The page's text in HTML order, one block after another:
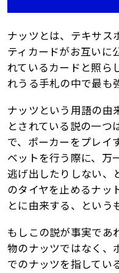
ナッツとは、テキサス
ティカードがお互いに
れているカードと照ら
れうる手札の中で最も
ナッツという用語の由
とされている説の一つ
で、ポーカーをプレイ
ベットを行う際に、万
逃げ出したりしない、
のタイヤを止めるナッ
とに由来する、という
もしこの説が事実であ
物のナッツではなく、
でのナッツを指してい